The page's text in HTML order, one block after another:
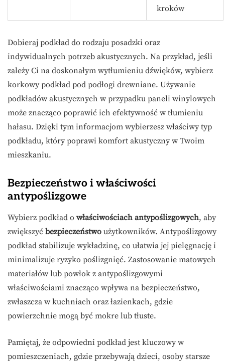
kroków
Dobieraj podkład do rodzaju posadzki oraz
indywidualnych potrzeb akustycznych. Na przykład, jeśli
zależy Ci na doskonałym wytłumieniu dźwięków, wybierz
korkowy podkład pod podłogi drewniane. Używanie
podkładów akustycznych w przypadku paneli winylowych
może znacząco poprawić ich efektywność w tłumieniu
hałasu. Dzięki tym informacjom wybierzesz właściwy typ
podkładu, który poprawi komfort akustyczny w Twoim
mieszkaniu.
Bezpieczeństwo i właściwości
antypoślizgowe
Wybierz podkład o właściwościach antypoślizgowych, aby
zwiększyć bezpieczeństwo użytkowników. Antypoślizgowy
podkład stabilizuje wykładzinę, co ułatwia jej pielęgnację i
minimalizuje ryzyko poślizgnięć. Zastosowanie matowych
materiałów lub powłok z antypoślizgowymi
właściwościami znacząco wpływa na bezpieczeństwo,
zwłaszcza w kuchniach oraz łazienkach, gdzie
powierzchnie mogą być mokre lub tłuste.
Pamiętaj, że odpowiedni podkład jest kluczowy w
pomieszczeniach, gdzie przebywają dzieci, osoby starsze